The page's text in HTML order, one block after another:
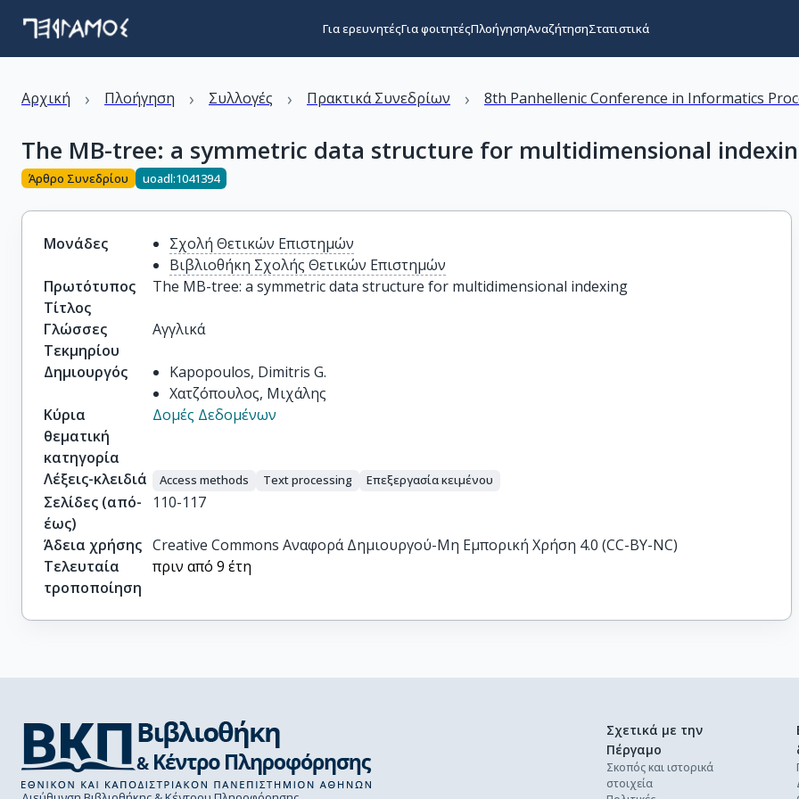
Για ερευνητέςΓια φοιτητέςΠλοήγησηΑναζήτησηΣτατιστικά
Αρχική › Πλοήγηση › Συλλογές › Πρακτικά Συνεδρίων › 8th Panhellenic Conference in Informatics
The MB-tree: a symmetric data structure for multidimensional
Άρθρο Συνεδρίου uoadl:1041394
Μονάδες
Σχολή Θετικών Επιστημών
Βιβλιοθήκη Σχολής Θετικών Επιστημών
Πρωτότυπος
Τίτλος
The MB-tree: a symmetric data structure for multidimensional indexing
Γλώσσες
Τεκμηρίου
Αγγλικά
Δημιουργός
Kapopoulos, Dimitris G.
Χατζόπουλος, Μιχάλης
Κύρια
θεματική
κατηγορία
Δομές Δεδομένων
Λέξεις-κλειδιά Access methods Text processing Επεξεργασία κειμένου
Σελίδες (από-
έως)
110-117
Άδεια χρήσης Creative Commons Αναφορά Δημιουργού-Μη Εμπορική Χρήση 4.0 (CC-BY-NC)
Τελευταία
τροποποίηση
πριν από 9 έτη
Σχετικά με την
Πέργαμο
Σκοπός και ιστορικά
στοιχεία